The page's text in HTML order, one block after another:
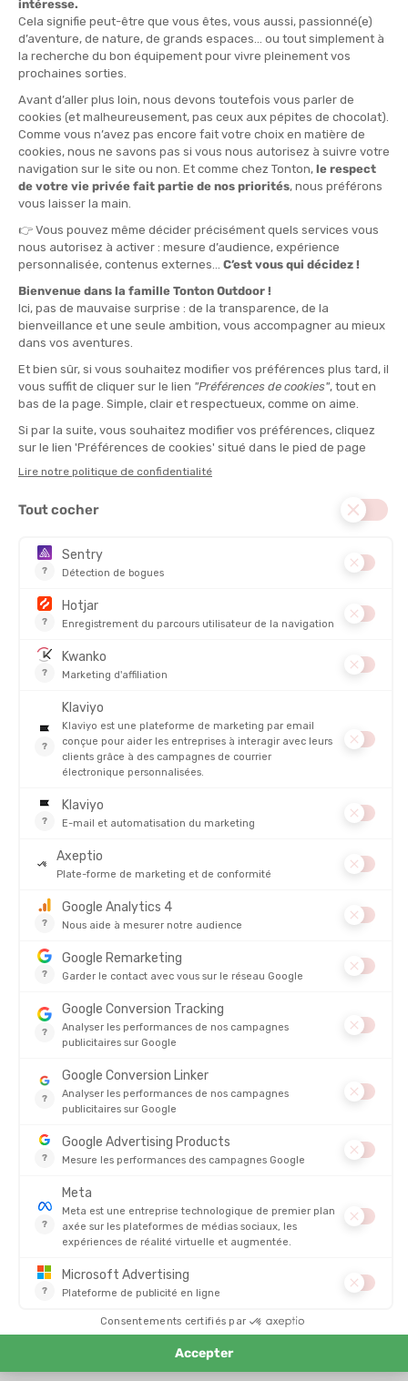
THE NORTH FACE
VECTIV INFINITE 3 HOMME
EN STOCK - EXPÉDIÉ EN 24/48H
-30% 110,90 €
THE NORTH FACE
EN STOCK - EXPÉDIÉ EN 24/48H
159,00
L'AVIS DE TONTON TOBIAS
“Vous courez déjà régulièrement sur les sentiers et vous
voulez préserver vos articulations sur la durée. Cette
chaussure correspond quand vous accumulez les
kilomètres sur des terrains modérés avec un besoin de
confort maximal. À éviter pour les courses rapides ou les
terrains très rocailleux et techniques.“
DROP : 6 mm
CHAUSSANT :Neutre
FOULÉE DU COUREUR :Universel
POIDS DU COUREUR :Plus de 70 kg
POIDS (PAR CHAUSSURE) :
DISTANCE :Longues distances
PLAQUE CARBONE :Non
MEMBRANE IMPERMÉABLE :
CONFORT
ADHÉRENCE
DYNAMISME
À QUI S'ADRESSE L'ALTAMESA 500 V2 ?
COMMENT SITUER L'ALTAMESA 500 V2 DANS VOTRE
CHOIX ?
NOTRE AVIS SUR L'ALTAMESA 500 V2
COMPAREZ LA ALTAMESA 500 V2 HOMME
THE NORTH FACE
ALTAMESA 500 V2 HOMME
149,00 €
AMORTI
CONFORT
STABILITÉ
ADHÉRENCE
OFFTRAIL ULTRA HOMME
CONFORT
STABILITÉ
ADHÉRENCE